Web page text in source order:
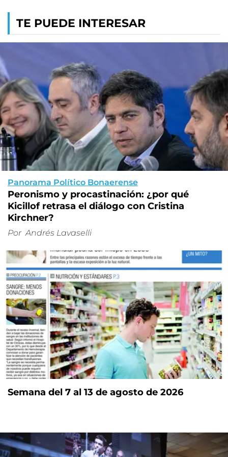
TE PUEDE INTERESAR
Panorama Político Bonaerense
Peronismo y procastinación: ¿por qué
Kicillof retrasa el diálogo con Cristina
Kirchner?
Por Andrés Lavaselli
Semana del 7 al 13 de agosto de 2026